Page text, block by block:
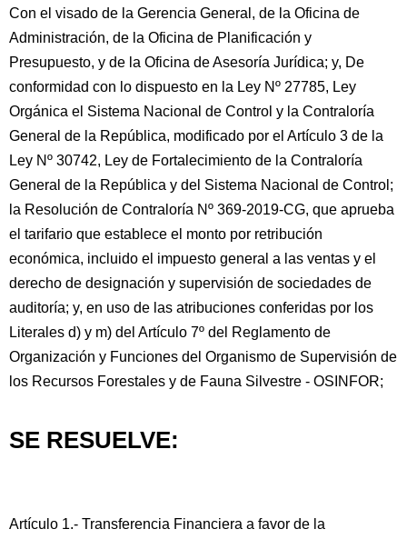
Con el visado de la Gerencia General, de la Oficina de
Administración, de la Oficina de Planificación y
Presupuesto, y de la Oficina de Asesoría Jurídica; y, De
conformidad con lo dispuesto en la Ley Nº 27785, Ley
Orgánica el Sistema Nacional de Control y la Contraloría
General de la República, modificado por el Artículo 3 de la
Ley Nº 30742, Ley de Fortalecimiento de la Contraloría
General de la República y del Sistema Nacional de Control;
la Resolución de Contraloría Nº 369-2019-CG, que aprueba
el tarifario que establece el monto por retribución
económica, incluido el impuesto general a las ventas y el
derecho de designación y supervisión de sociedades de
auditoría; y, en uso de las atribuciones conferidas por los
Literales d) y m) del Artículo 7º del Reglamento de
Organización y Funciones del Organismo de Supervisión de
los Recursos Forestales y de Fauna Silvestre - OSINFOR;
SE RESUELVE:
Artículo 1.- Transferencia Financiera a favor de la